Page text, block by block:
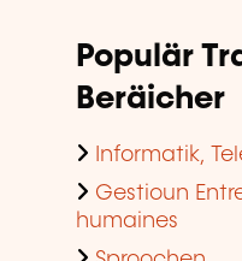
Populär
Beräicher
Informatik,
Gestioun
humaines